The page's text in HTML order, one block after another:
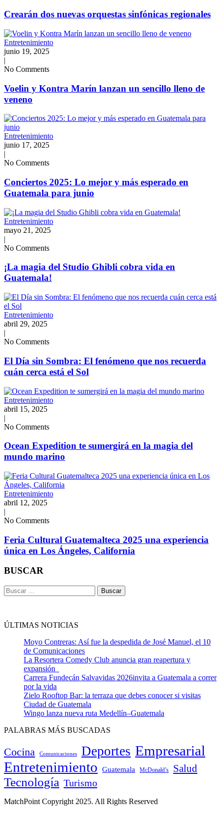
Crearán dos nuevas orquestas sinfónicas regionales
Entretenimiento
junio 19, 2025
|
No Comments
Voelin y Kontra Marín lanzan un sencillo lleno de
veneno
Entretenimiento
junio 17, 2025
|
No Comments
Conciertos 2025: Lo mejor y más esperado en
Guatemala para junio
Entretenimiento
mayo 21, 2025
|
No Comments
¡La magia del Studio Ghibli cobra vida en
Guatemala!
Entretenimiento
abril 29, 2025
|
No Comments
El Día sin Sombra: El fenómeno que nos recuerda
cuán cerca está el Sol
Entretenimiento
abril 15, 2025
|
No Comments
Ocean Expedition te sumergirá en la magia del
mundo marino
Entretenimiento
abril 12, 2025
|
No Comments
Feria Cultural Guatemalteca 2025 una experiencia
única en Los Ángeles, California
BUSCAR
Buscar:
ÚLTIMAS NOTICIAS
Moyo Contreras: Así fue la despedida de José Manuel, el 10
de Comunicaciones
La Resortera Comedy Club anuncia gran reapertura y
expansión
Carrera Fundecán Salvavidas 2026invita a Guatemala a correr
por la vida
Zielo Rooftop Bar: la terraza que debes conocer si visitas
Ciudad de Guatemala
Wingo lanza nueva ruta Medellín–Guatemala
PALABRAS MÁS BUSCADAS
Cocina Comunicaciones Deportes Empresarial
Entretenimiento Guatemala McDonald’s Salud
Tecnología Turismo
MatchPoint Copyright 2025. All Rights Reserved